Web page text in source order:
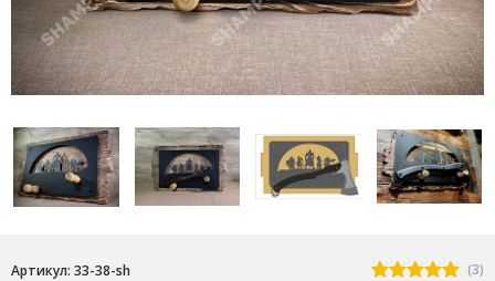
Артикул: 33-38-sh (3)